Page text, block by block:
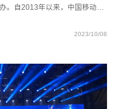
。自2013年以来，中国移动全
强企业、国内外知名企业董
2023/10/08